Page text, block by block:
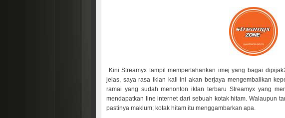
Kini Streamyx tampil mempertahankan imej yang bagai
jelas, saya rasa iklan kali ini akan berjaya mengembalikan
ramai yang sudah menonton iklan terbaru Streamyx yang
mendapatkan line internet dari sebuah kotak hitam. Walaupun
pastinya maklum; kotak hitam itu menggambarkan apa.